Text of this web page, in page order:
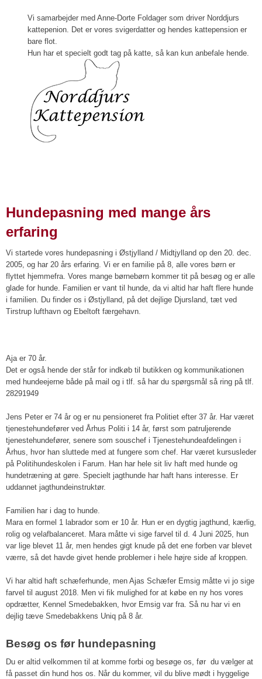
​Vi samarbejder med Anne-Dorte Foldager som driver Norddjurs
kattepenion. Det er vores svigerdatter og hendes kattepension er
bare flot.
Hun har et specielt godt tag på katte, så kan kun anbefale hende.
Hundepasning med mange års
erfaring
Vi startede vores hundepasning i Østjylland / Midtjylland op den 20. dec.
2005, og har 20 års erfaring. Vi er en familie på 8, alle vores børn er
flyttet hjemmefra. Vores mange børnebørn kommer tit på besøg og er alle
glade for hunde. Familien er vant til hunde, da vi altid har haft flere hunde
i familien. Du finder os i Østjylland, på det dejlige Djursland, tæt ved
Tirstrup lufthavn og Ebeltoft færgehavn.
Aja er 70 år.
Det er også hende der står for indkøb til butikken og kommunikationen
med hundeejerne både på mail og i tlf. så har du spørgsmål så ring på tlf.
28291949
​Jens Peter er 74 år og er nu pensioneret fra Politiet efter 37 år. Har været
tjenestehundefører ved Århus Politi i 14 år, først som patruljerende
tjenestehundefører, senere som souschef i Tjenestehundeafdelingen i
Århus, hvor han sluttede med at fungere som chef. Har været kursusleder
på Politihundeskolen i Farum. Han har hele sit liv haft med hunde og
hundetræning at gøre. Specielt jagthunde har haft hans interesse. Er
uddannet jagthundeinstruktør.
Familien har i dag to hunde.
Mara en formel 1 labrador som er 10 år. Hun er en dygtig jagthund, kærlig,
rolig og velafbalanceret. Mara måtte vi sige farvel til d. 4 Juni 2025, hun
var lige blevet 11 år, men hendes gigt knude på det ene forben var blevet
værre, så det havde givet hende problemer i hele højre side af kroppen.
Vi har altid haft schæferhunde, men Ajas Schæfer Emsig måtte vi jo sige
farvel til august 2018. Men vi fik mulighed for at købe en ny hos vores
opdrætter, Kennel Smedebakken, hvor Emsig var fra. Så nu har vi en
dejlig tæve Smedebakkens Uniq på 8 år.
Besøg os før hundepasning
Du er altid velkommen til at komme forbi og besøge os, før du vælger at
få passet din hund hos os. Når du kommer, vil du blive mødt i hyggelige